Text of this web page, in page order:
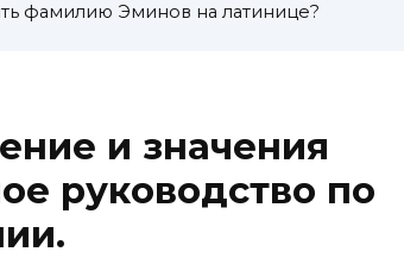
фамилию Эминов на латинице?
и значения
руководство по